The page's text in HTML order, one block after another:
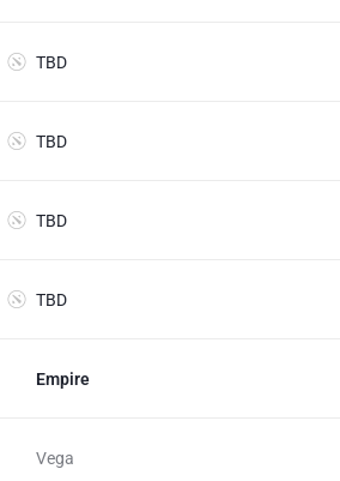
TBD
TBD
TBD
TBD
Empire
Vega